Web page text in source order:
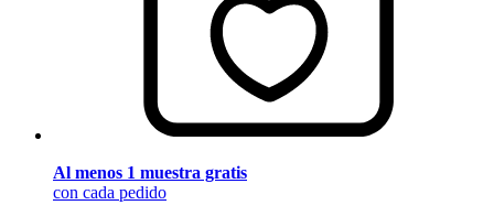
Al menos 1 muestra gratis
con cada pedido